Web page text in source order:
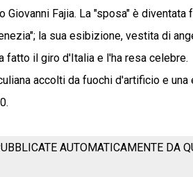
Fajia. La "sposa" è
la sua esibizione, vestita di
fatto il giro d'Italia e l'ha resa
accolti da fuochi d'artificio e
AUTOMATICAMENTE DA